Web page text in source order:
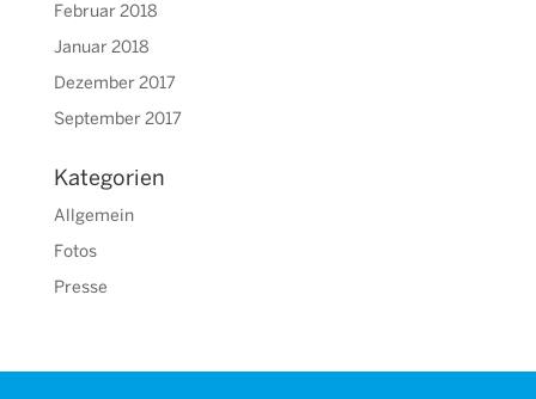
Februar 2018
Januar 2018
Dezember 2017
September 2017
Kategorien
Allgemein
Fotos
Presse